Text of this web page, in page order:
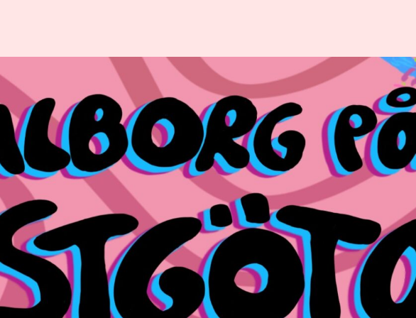
BESÖKARE
App
Gästkort
Mat & foodtrucks
Resa
Släng ditt
skräpborg
Säkerhet &
trygghet
OM
VALBORG
Om valborg i
Uppsala
Arrangörer
Historia
Samarbetspartner
LF Uppsala
Varannan Vatten